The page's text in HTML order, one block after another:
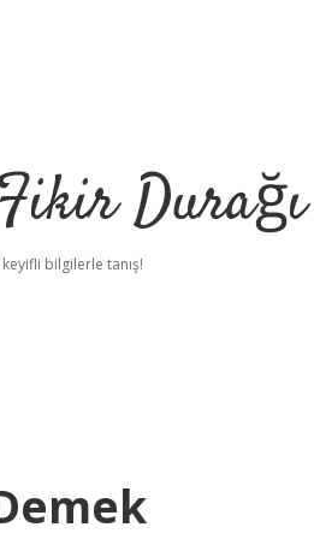
Durağı
keyifli bilgilerle tanış!